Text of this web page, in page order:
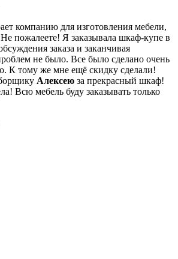
компанию для изготовления мебели,
пожалеете! Я заказывала шкаф-купе в
заказа и заканчивая
не было. Все было сделано очень
К тому же мне ещё скидку сделали!
Алексею за прекрасный шкаф!
Всю мебель буду заказывать только